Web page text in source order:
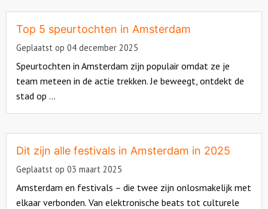
Over ons
more
about
Top 5 speurtochten in Amsterdam
Geplaatst op 04 december 2025
Speurtochten in Amsterdam zijn populair omdat ze je
team meteen in de actie trekken. Je beweegt, ontdekt de
stad op ...
more
about
Dit zijn alle festivals in Amsterdam in 2025
Geplaatst op 03 maart 2025
Amsterdam en festivals – die twee zijn onlosmakelijk met
elkaar verbonden. Van elektronische beats tot culturele